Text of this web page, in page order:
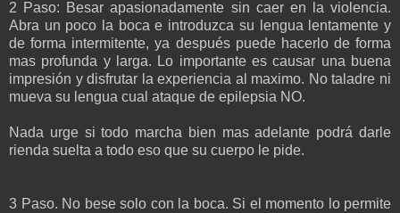
2 Paso: Besar apasionadamente sin caer en la violencia.
Abra un poco la boca e introduzca su lengua lentamente y
de forma intermitente, ya después puede hacerlo de forma
mas profunda y larga. Lo importante es causar una buena
impresión y disfrutar la experiencia al maximo. No taladre ni
mueva su lengua cual ataque de epilepsia NO.
Nada urge si todo marcha bien mas adelante podrá darle
rienda suelta a todo eso que su cuerpo le pide.
3 Paso. No bese solo con la boca. Si el momento lo permite